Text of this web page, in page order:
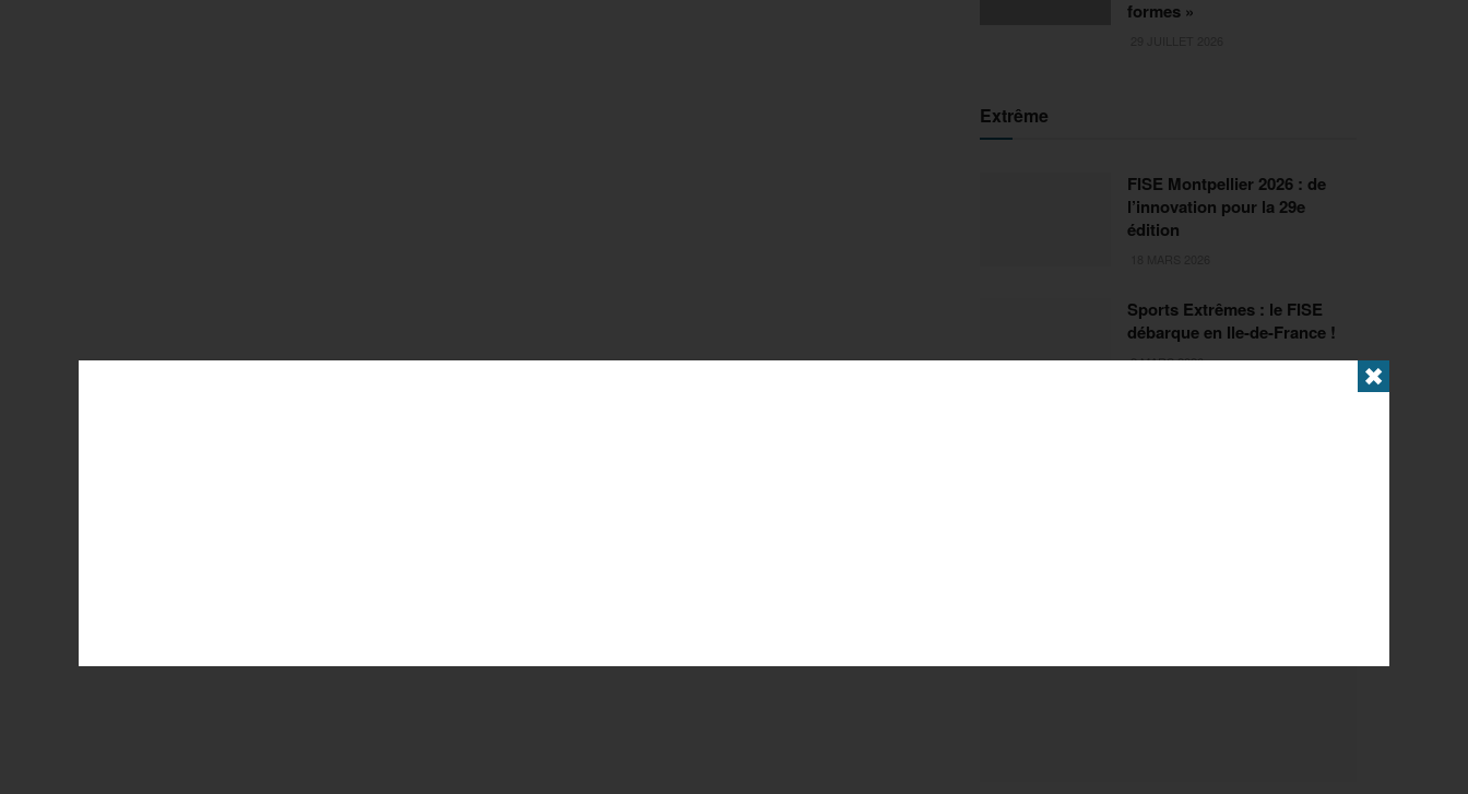
formes »
Extrême
FISE Montpellier 2026 : de
l’innovation pour la 29e
édition
Sports Extrêmes : le FISE
débarque en Ile-de-France !
2 MARS 2026
✖